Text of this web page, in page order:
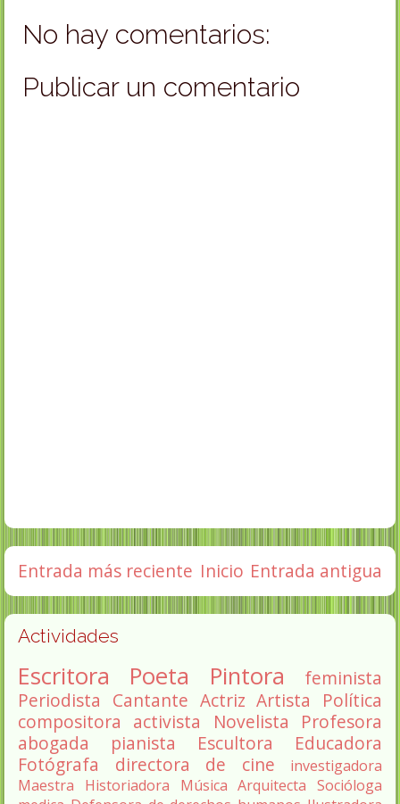
No hay comentarios:
Publicar un comentario
Entrada más reciente Entrada antigua
Inicio
Actividades
Escritora Poeta Pintora
feminista
Periodista Cantante Actriz Artista
Política
compositora activista Novelista
Profesora
abogada
pianista Escultora
Educadora
Fotógrafa
directora de cine
investigadora
Maestra
Historiadora Música Arquitecta Socióloga